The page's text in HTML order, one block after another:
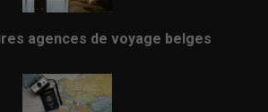
agences de voyage belges